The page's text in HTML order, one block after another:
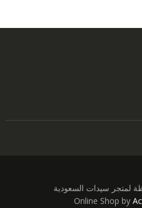
لمتجر سيدات السعودية
Online Shop by